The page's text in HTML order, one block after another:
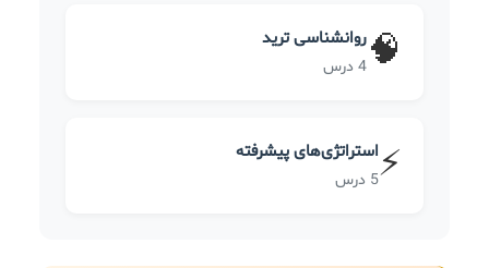
🧠روانشناسی ترید
4 درس
⚡استراتژی‌های پیشرفته
5 درس